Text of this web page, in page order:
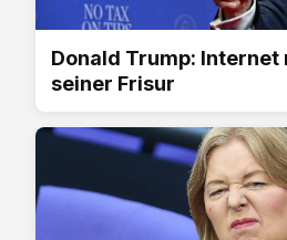
Donald Trump:
seiner Frisur